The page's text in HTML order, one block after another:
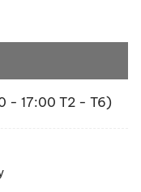
- 17:00 T2 - T6)